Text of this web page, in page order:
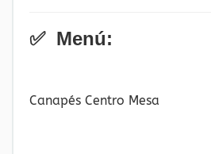
✅ Menú:
Canapés Centro Mesa